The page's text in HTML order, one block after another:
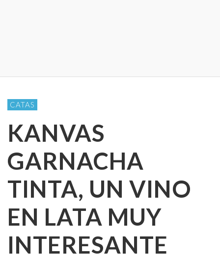
CATAS
KANVAS
GARNACHA
TINTA, UN VINO
EN LATA MUY
INTERESANTE